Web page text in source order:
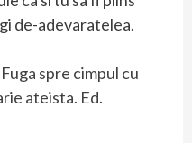
de-adevaratelea.
spre cimpul cu
ateista. Ed.